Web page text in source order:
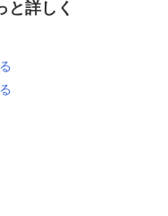
と詳しく